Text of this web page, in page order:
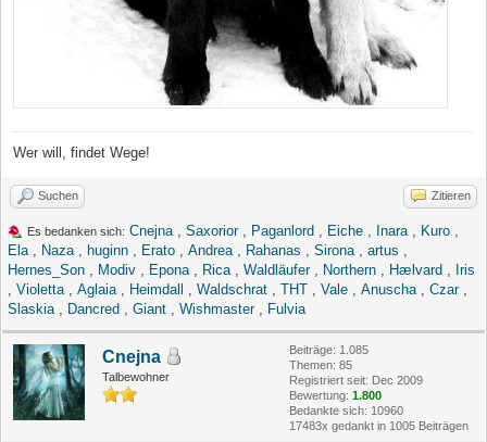
Wer will, findet Wege!
Suchen Zitieren
Es bedanken sich: Cnejna Saxorior, Paganlord Eiche Inara Kuro
Ela
Naza huginn Erato Andrea Rahanas Sirona artus
Hernes_Son
Modiv Epona Rica Waldläufer, Northern Hælvard
Iris
Violetta Aglaia Heimdall Waldschrat THT Vale Anuscha Czar,
Slaskia
Dancred Giant Wishmaster, Fulvia
Cnejna
Talbewohner
Beiträge: 1.085
Themen: 85
Registriert seit: Dec 2009
Bewertung: 1.800
Bedankte sich: 10960
17483x gedankt in 1005 Beiträgen